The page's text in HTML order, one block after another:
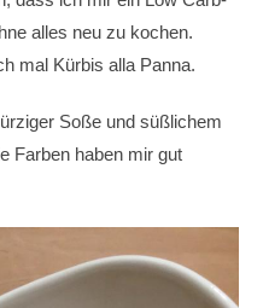
alles neu zu kochen.
mal Kürbis alla Panna.
Soße und süßlichem
Farben haben mir gut